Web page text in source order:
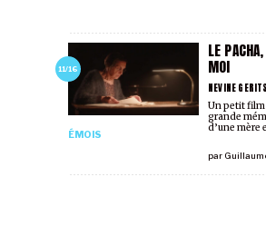
À PROPOS
NOS PARTENAIRES
11/16
LE
MOI
NEVINE GERITS
ÉMOIS
par
Un petit film
grande
d’une mère